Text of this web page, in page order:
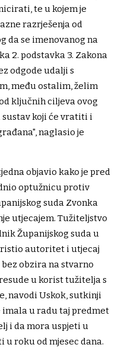
te u kojem je
razrješenja od
da se imenovanog na
2. podstavka 3. Zakona
odgode udalji s
među ostalim, želim
ključnih ciljeva ovog
koji će vratiti i
naglasio je
objavio kako je pred
optužnicu protiv
suda Zvonka
utjecajem. Tužiteljstvo
Županijskog suda u
autoritet i utjecaj
obzira na stvarno
u korist tužitelja s
navodi Uskok, sutkinji
imala u radu taj predmet
i da mora uspjeti u
roku od mjesec dana.